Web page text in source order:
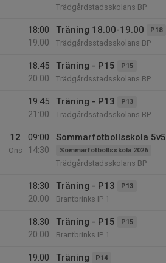
Trädgårdstadsskolans BP
18:00
19:00
Träning 18.00-19.00 P18
Trädgårdsstadsskolans BP
18:45
20:00
Träning - P15 P15
Trädgårdsstadsskolans BP
19:45
21:00
Träning - P13 P13
Trädgårdsstadsskolans BP
12
Ons
09:00
14:30
Sommarfotbollsskola 5v5
Sommarfotbollsskola 2026
Trädgårdstadsskolans BP
18:30
20:00
Träning - P13 P13
Brantbrinks IP 1
18:30
20:00
Träning - P15 P15
Brantbrinks IP 1
19:00 Träning P14